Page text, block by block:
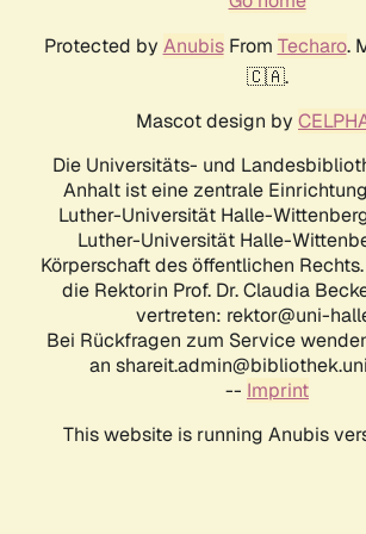
Protected by AnubisFrom Techaro.
🇨🇦.
Mascot design by
Die Universitäts- und
Anhalt ist eine zentrale
Luther-Universität Halle-
Luther-Universität Halle-
Körperschaft des öffentlichen
die Rektorin Prof. Dr. Claudia
vertreten: rektor@uni-
Bei Rückfragen zum Service
an
-- Imprint
This website is running Anubis